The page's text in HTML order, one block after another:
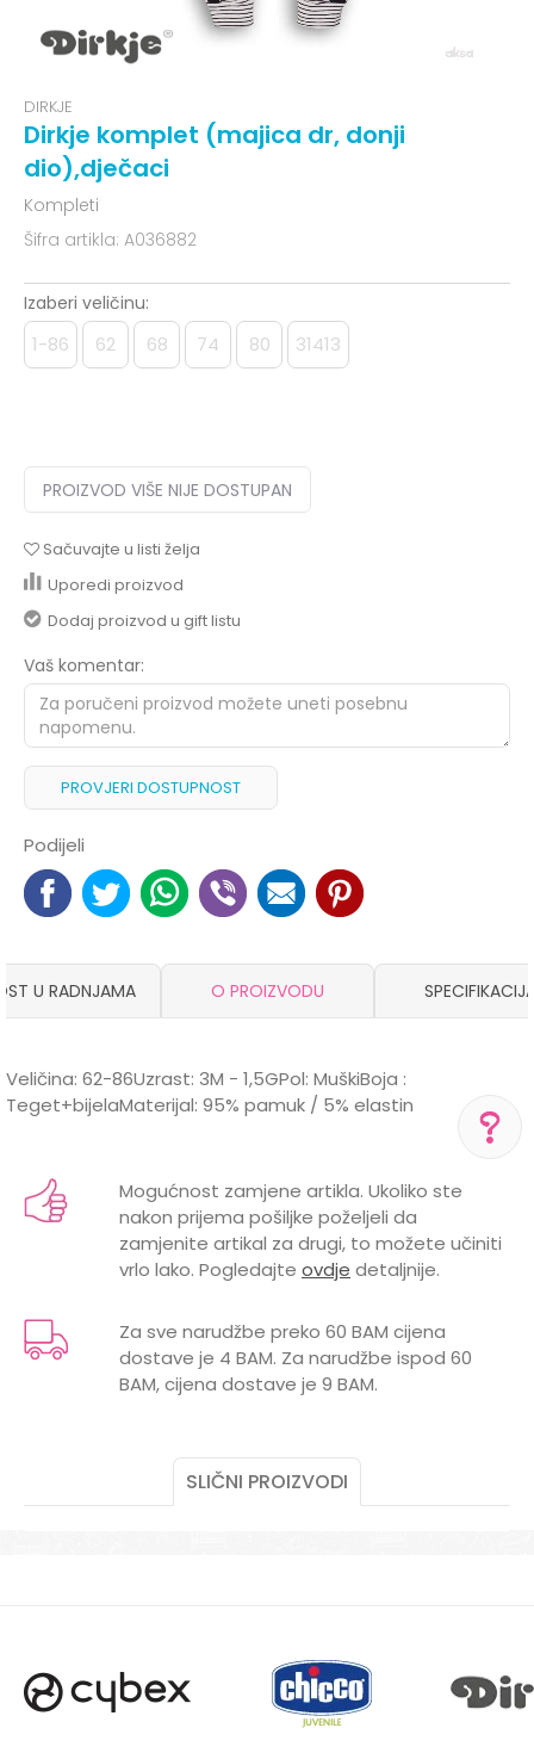
DIRKJE
Dirkje komplet (majica dr, donji
dio),dječaci
Kompleti
Šifra artikla: A036882
Izaberi veličinu:
1-86 62 68 74 80 31413
PROIZVOD VIŠE NIJE DOSTUPAN
Sačuvajte u listi želja
Uporedi proizvod
Dodaj proizvod u gift listu
Vaš komentar:
PROVJERI DOSTUPNOST
Podijeli
POMOĆ PRI KUPOVINI
Za više informacija,
pomoć i porudžbine
+387 656-72209
Pon-Subota: 09:00-
15:00h
U RADNJAMA O PROIZVODU
Veličina: 62-86Uzrast: 3M - 1,5GPol: MuškiBoja :
Teget+bijelaMaterijal: 95% pamuk / 5% elastin
Kategorija
Kompleti
BOJA
TEGET
DIRKJE
POL
MUŠKI
Email
Mogućnost zamjene artikla. Ukoliko ste
nakon prijema pošiljke poželjeli da
zamjenite artikal za drugi, to možete učiniti
vrlo lako. Pogledajte ovdje detaljnije.
Za sve narudžbe preko 60 BAM cijena
dostave je 4 BAM. Za narudžbe ispod 60
BAM, cijena dostave je 9 BAM.
SLIČNI PROIZVODI